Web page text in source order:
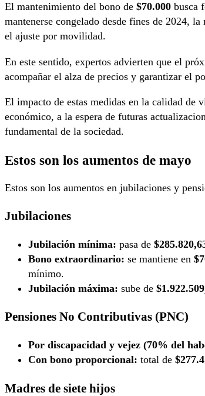
El mantenimiento del bono de $70.000 busca
mantenerse congelado desde fines de 2024,
el ajuste por movilidad.
En este sentido, expertos advierten que el
acompañar el alza de precios y garantizar el
El impacto de estas medidas en la calidad de
económico, a la espera de futuras
fundamental de la sociedad.
Estos son los aumentos de mayo
Estos son los aumentos en jubilaciones y
Jubilaciones
Jubilación mínima: pasa de
Bono extraordinario: se mantiene en
mínimo.
Jubilación máxima: sube de
Pensiones No Contributivas (PNC)
Por discapacidad y vejez (70% del
Con bono proporcional: total de
Madres de siete hijos